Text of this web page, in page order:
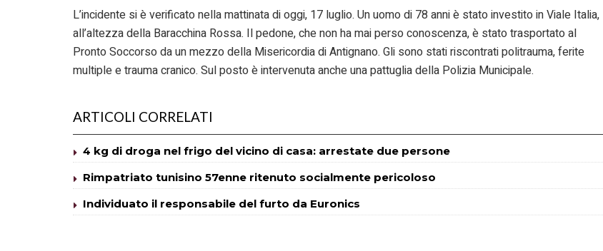
L’incidente si è verificato nella mattinata di oggi, 17 luglio. Un uomo di 78 anni è stato investito in Viale Italia,
all’altezza della Baracchina Rossa. Il pedone, che non ha mai perso conoscenza, è stato trasportato al
Pronto Soccorso da un mezzo della Misericordia di Antignano. Gli sono stati riscontrati politrauma, ferite
multiple e trauma cranico. Sul posto è intervenuta anche una pattuglia della Polizia Municipale.
ARTICOLI CORRELATI
4 kg di droga nel frigo del vicino di casa: arrestate due persone
Rimpatriato tunisino 57enne ritenuto socialmente pericoloso
Individuato il responsabile del furto da Euronics